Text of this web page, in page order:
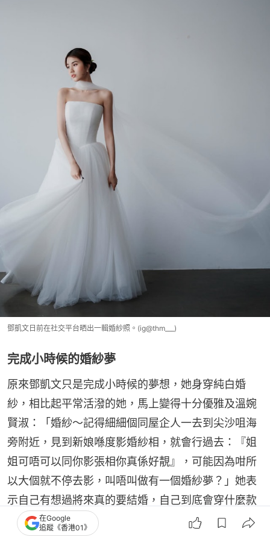
鄧凱文日前在社交平台晒出一輯婚紗照。(ig@thm___)
完成小時候的婚紗夢
原來鄧凱文只是完成小時候的夢想，她身穿純白婚
紗，相比起平常活潑的她，馬上變得十分優雅及溫婉
賢淑：「婚紗～記得細細個同屋企人一去到尖沙咀海
旁附近，見到新娘喺度影婚紗相，就會行過去：『姐
姐可唔可以同你影張相你真係好靚』，可能因為咁所
以大個就不停去影，叫唔叫做有一個婚紗夢？」她表
示自己有想過將來真的要結婚，自己到底會穿什麼款
式的婚紗，不少網民都留言大讚她漂亮，亦有不少網
在Google
追蹤《香港01》